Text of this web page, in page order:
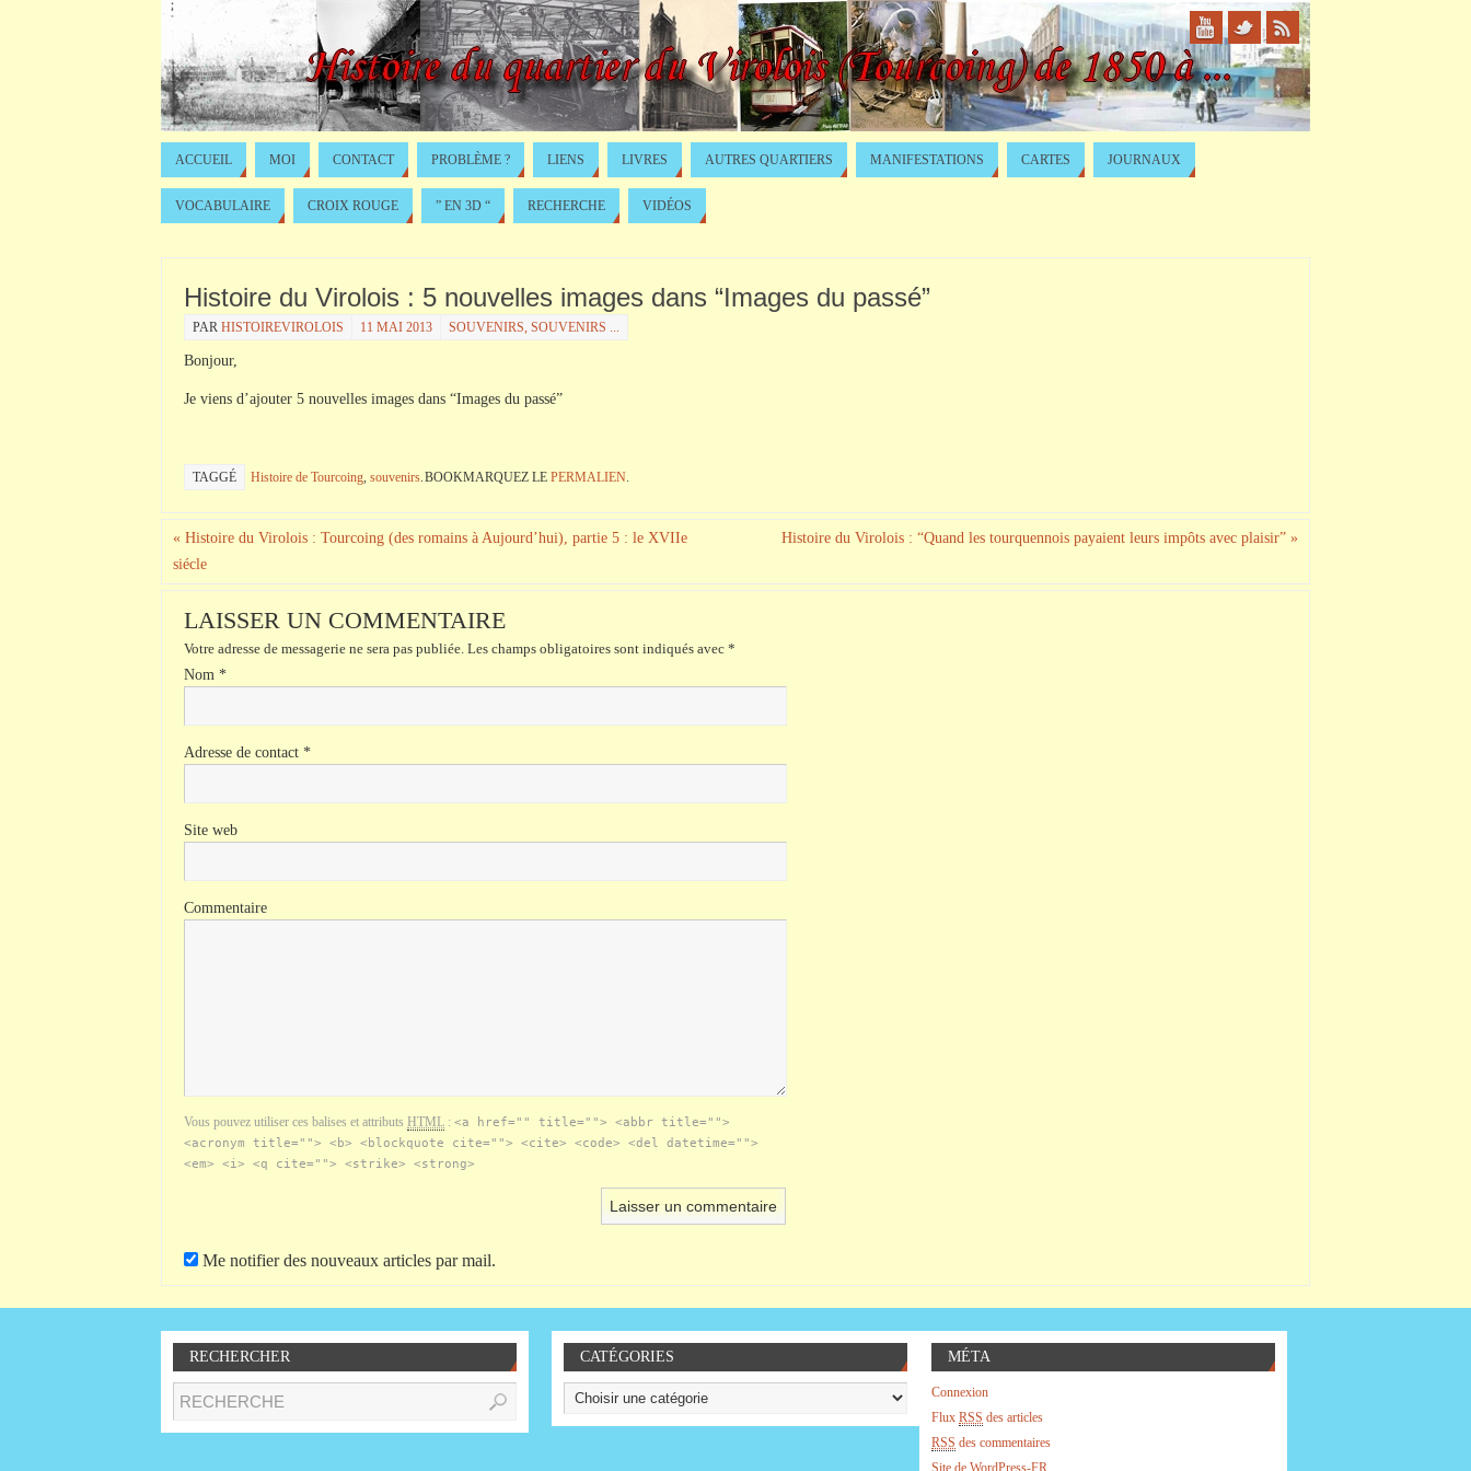
ACCUEIL MOI CONTACT PROBLÈME ? LIENS LIVRES AUTRES QUARTIERS MANIFESTATIONS CARTES JOURNAUX
VOCABULAIRE CROIX ROUGE ” EN 3D “ RECHERCHE VIDÉOS
Histoire du Virolois : 5 nouvelles images dans “Images du passé”
PAR HISTOIREVIROLOIS 11 MAI 2013 SOUVENIRS, SOUVENIRS ...
Bonjour,
Je viens d’ajouter 5 nouvelles images dans “Images du passé”
TAGGÉ Histoire de Tourcoing, souvenirs.BOOKMARQUEZ LE PERMALIEN.
« Histoire du Virolois : Tourcoing (des romains à Aujourd’hui), partie 5 : le XVIIe
siécle
Histoire du Virolois : “Quand les tourquennois payaient leurs impôts avec plaisir” »
LAISSER UN COMMENTAIRE
Votre adresse de messagerie ne sera pas publiée. Les champs obligatoires sont indiqués avec *
Nom *
Adresse de contact *
Site web
Commentaire
Vous pouvez utiliser ces balises et attributs HTML : <a href="" title=""> <abbr title="">
<acronym title=""> <b> <blockquote cite=""> <cite> <code> <del datetime="">
<em> <i> <q cite=""> <strike> <strong>
Me notifier des nouveaux articles par mail.
RECHERCHER CATÉGORIES MÉTA
Connexion
Flux RSS des articles
RSS des commentaires
Site de WordPress-FR